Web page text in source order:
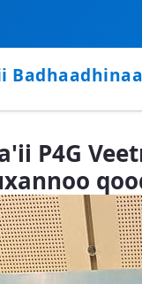
Badhaadhinaa
P4G